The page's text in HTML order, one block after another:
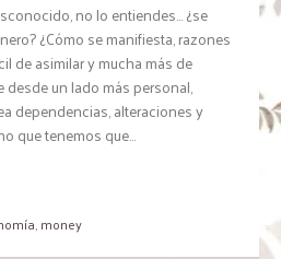
no lo entiendes… ¿se
¿Cómo se manifiesta, razones
de asimilar y mucha más de
un lado más personal,
dependencias, alteraciones y
que tenemos que...
,money